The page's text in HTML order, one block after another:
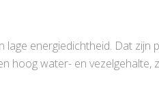
energiedichtheid. Dat
hoog water- en vezelgehalte,